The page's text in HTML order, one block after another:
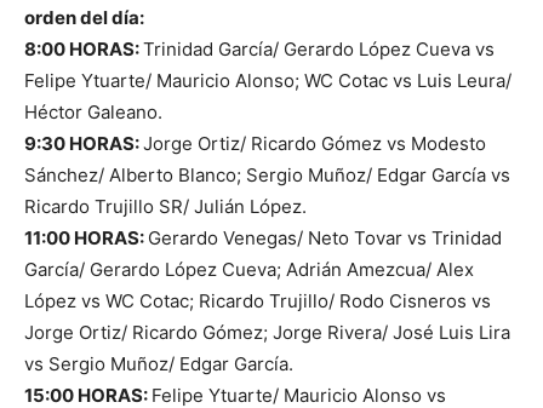
orden del día:
8:00 HORAS:Trinidad García/ Gerardo López Cueva vs
Felipe Ytuarte/ Mauricio Alonso; WC Cotac vs Luis Leura/
Héctor Galeano.
9:30 HORAS:Jorge Ortiz/ Ricardo Gómez vs Modesto
Sánchez/ Alberto Blanco; Sergio Muñoz/ Edgar García vs
Ricardo Trujillo SR/ Julián López.
11:00 HORAS: Gerardo Venegas/ Neto Tovar vs Trinidad
García/ Gerardo López Cueva; Adrián Amezcua/ Alex
López vs WC Cotac; Ricardo Trujillo/ Rodo Cisneros vs
Jorge Ortiz/ Ricardo Gómez; Jorge Rivera/ José Luis Lira
vs Sergio Muñoz/ Edgar García.
15:00 HORAS: Felipe Ytuarte/ Mauricio Alonso vs